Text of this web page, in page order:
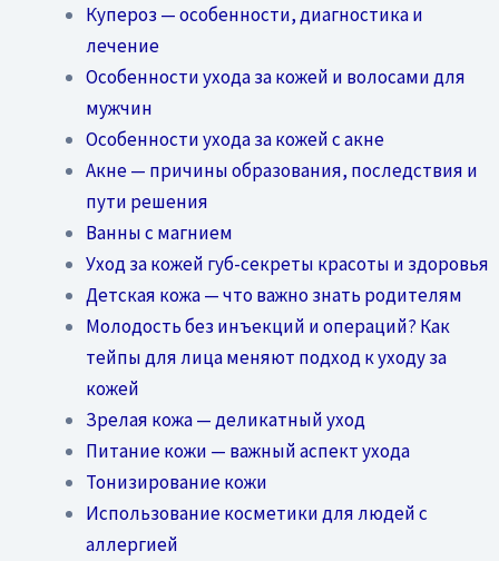
Купероз — особенности, диагностика и
лечение
Особенности ухода за кожей и волосами для
мужчин
Особенности ухода за кожей с акне
Акне — причины образования, последствия и
пути решения
Ванны с магнием
Уход за кожей губ-секреты красоты и здоровья
Детская кожа — что важно знать родителям
Молодость без инъекций и операций? Как
тейпы для лица меняют подход к уходу за
кожей
Зрелая кожа — деликатный уход
Питание кожи — важный аспект ухода
Тонизирование кожи
Использование косметики для людей с
аллергией